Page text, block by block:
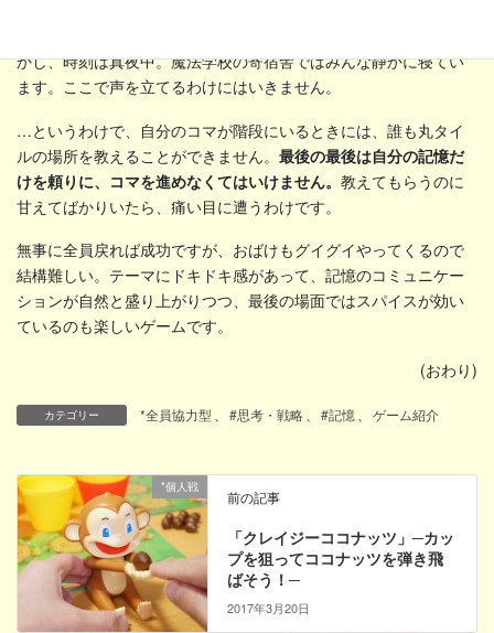
かし、時刻は真夜中。魔法学校の寄宿舎ではみんな静かに寝てい
ます。ここで声を立てるわけにはいきません。
…というわけで、自分のコマが階段にいるときには、誰も丸タイ
ルの場所を教えることができません。 最後の最後は自分の記憶だ
けを頼りに、コマを進めなくてはいけません。 教えてもらうのに
甘えてばかりいたら、痛い目に遭うわけです。
無事に全員戻れば成功ですが、おばけもグイグイやってくるので
結構難しい。テーマにドキドキ感があって、記憶のコミュニケー
ションが自然と盛り上がりつつ、最後の場面ではスパイスが効い
ているのも楽しいゲームです。
(おわり)
カテゴリー *全員協力型 #思考・戦略 #記憶 ゲーム紹介
*個人戦
前の記事
「クレイジーココナッツ」─カッ
プを狙ってココナッツを弾き飛
ばそう！─
2017年3月20日